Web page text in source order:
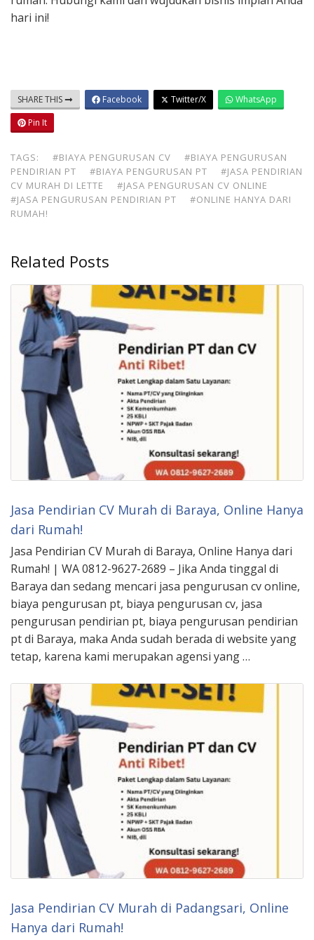
hari ini!
SHARE THIS Facebook Twitter/X
WhatsApp
Pin It
TAGS: #BIAYA PENGURUSAN CV
#BIAYA PENGURUSAN
PENDIRIAN PT
#BIAYA PENGURUSAN PT
#JASA PENDIRIAN
CV MURAH DI LETTE
#JASA PENGURUSAN CV ONLINE
#JASA PENGURUSAN PENDIRIAN PT
#ONLINE HANYA DARI
RUMAH!
Related Posts
Jasa Pendirian CV Murah di Baraya, Online Hanya
dari Rumah!
Jasa Pendirian CV Murah di Baraya, Online Hanya dari
Rumah! | WA 0812-9627-2689 – Jika Anda tinggal di
Baraya dan sedang mencari jasa pengurusan cv online,
biaya pengurusan pt, biaya pengurusan cv, jasa
pengurusan pendirian pt, biaya pengurusan pendirian
pt di Baraya, maka Anda sudah berada di website yang
tetap, karena kami merupakan agensi yang …
Jasa Pendirian CV Murah di Padangsari, Online
Hanya dari Rumah!